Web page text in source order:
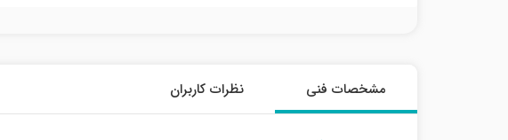
مشخصات فنی نظرات کاربران